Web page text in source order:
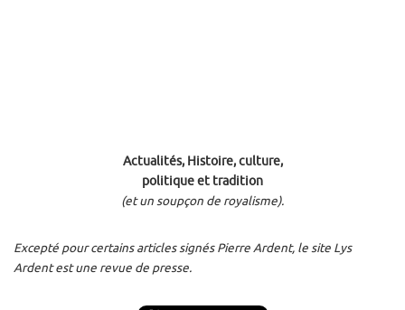
Actualités, Histoire, culture,
politique et tradition
(et un soupçon de royalisme).
Excepté pour certains articles signés Pierre Ardent, le site Lys
Ardent est une revue de presse.